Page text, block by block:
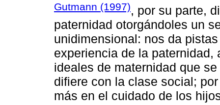
Gutmann (1997), por su parte,
paternidad otorgándoles un
unidimensional: nos da
experiencia de la
ideales de maternidad que
difiere con la clase social;
más en el cuidado de los